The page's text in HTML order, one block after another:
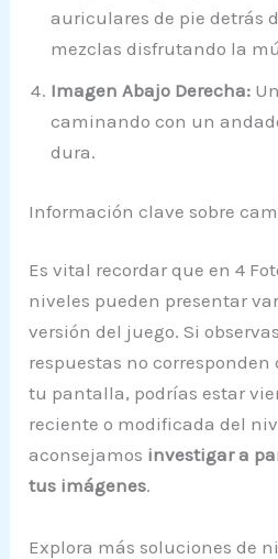
auriculares de pie detrás
mezclas disfrutando la
Imagen Abajo Derecha:
caminando con un
dura.
Información clave sobre
Es vital recordar que en 4
niveles pueden presentar
versión del juego. Si
respuestas no
tu pantalla, podrías estar
reciente o modificada del
aconsejamos investigar a
tus imágenes.
Explora más soluciones de